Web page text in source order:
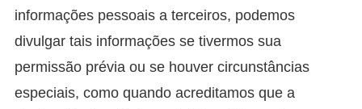
informações pessoais a terceiros, podemos
divulgar tais informações se tivermos sua
permissão prévia ou se houver circunstâncias
especiais, como quando acreditamos que a